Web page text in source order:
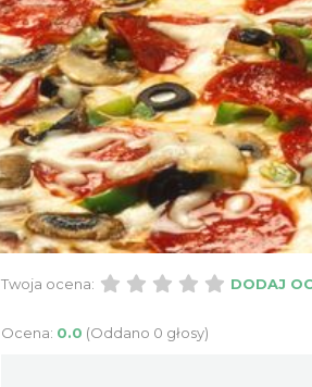
Twoja ocena: DODAJ
Ocena: 0.0 (Oddano 0 głosy)